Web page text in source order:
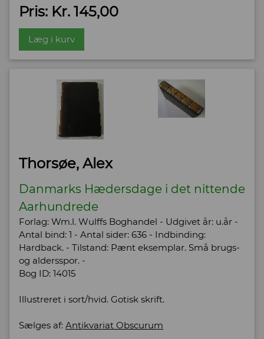
Pris: Kr. 145,00
Læg i kurv
Thorsøe, Alex
Danmarks Hædersdage i det nittende
Aarhundrede
Forlag: Wm.l. Wulffs Boghandel - Udgivet år: u.år -
Antal bind: 1 - Antal sider: 636 - Indbinding:
Hardback. - Tilstand: Pænt eksemplar. Små brugs-
og aldersspor. -
Bog ID: 14015
Illustreret i sort/hvid. Gotisk skrift.
Sælges af: Antikvariat Obscurum